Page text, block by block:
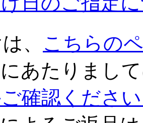
、 こちらの
あたりまし
確認くださ